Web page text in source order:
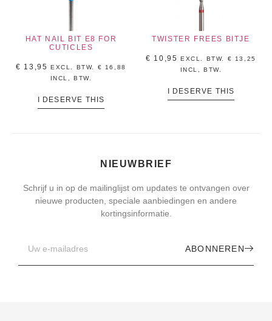
HAT NAIL BIT E8 FOR
CUTICLES
€ 13,95 EXCL. BTW. € 16,88
INCL, BTW.
I DESERVE THIS
TWISTER FREES BITJE
€ 10,95 EXCL. BTW. € 13,25
INCL, BTW.
I DESERVE THIS
NIEUWBRIEF
Schrijf u in op de mailinglijst om updates te ontvangen over
nieuwe producten, speciale aanbiedingen en andere
kortingsinformatie.
ABONNEREN